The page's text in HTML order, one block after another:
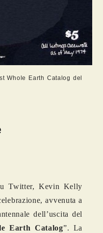
Whole Earth Catalog del
Twitter, Kevin Kelly
avvenuta a
dell’uscita del
Earth Catalog”. La